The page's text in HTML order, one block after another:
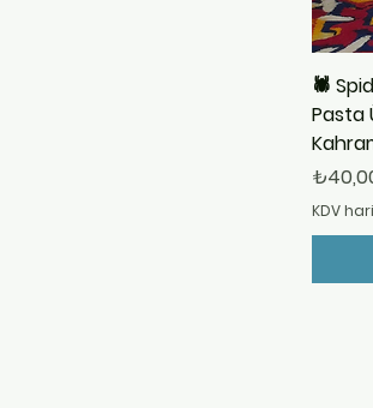
🕷️
Pasta
Fiyat
KDV